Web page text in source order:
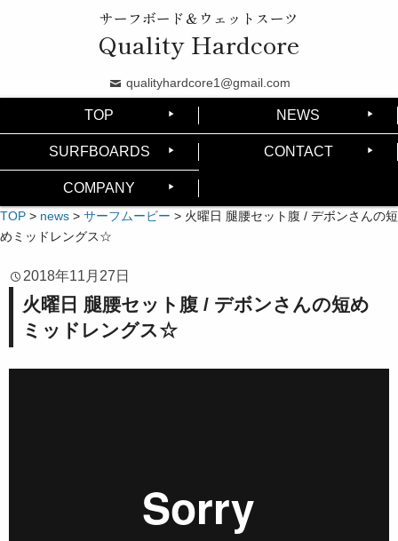
サーフボード＆ウェットスーツ
Quality Hardcore
qualityhardcore1@gmail.com
TOP NEWS
SURFBOARDS CONTACT
COMPANY
TOP > news > サーフムービー > 火曜日 腿腰セット腹 / デボンさんの短
めミッドレングス☆
2018年11月27日
火曜日 腿腰セット腹 / デボンさんの短め
ミッドレングス☆